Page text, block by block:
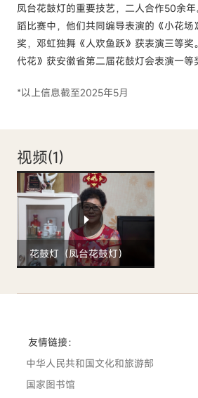
凤台花鼓灯的重要技艺，二人合作50余
蹈比赛中，他们共同编导表演的《小花场
奖，邓虹独舞《人欢鱼跃》获表演三等奖
代花》获安徽省第二届花鼓灯会表演一等
*以上信息截至2025年5月
视频(1)
花鼓灯（凤台花鼓灯）
友情链接：
中华人民共和国文化和旅游部
国家图书馆